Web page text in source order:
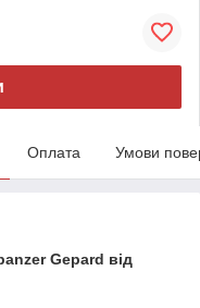
Оплата Умови
Gepard від